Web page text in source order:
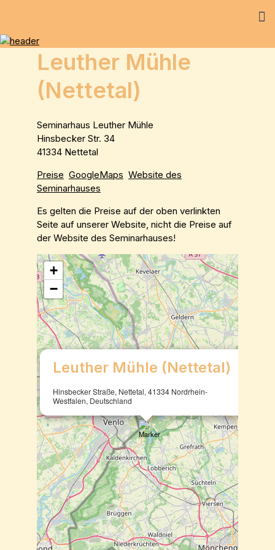
Leuther Mühle
(Nettetal)
Seminarhaus Leuther Mühle
Hinsbecker Str. 34
41334 Nettetal
Preise GoogleMaps Website des
Seminarhauses
Es gelten die Preise auf der oben verlinkten
Seite auf unserer Website, nicht die Preise auf
der Website des Seminarhauses!
Leuther Mühle (Nettetal)
Hinsbecker Straße, Nettetal, 41334 Nordrhein-
Westfalen, Deutschland
+
−